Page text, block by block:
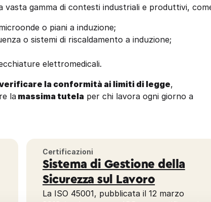
vasta gamma di contesti industriali e produttivi,
o piani a induzione;
o sistemi di riscaldamento a induzione;
elettromedicali.
la conformità ai limiti di legge,
la massima tutela per chi lavora ogni giorno a
Certificazioni
Sistema di Gestione della
Sicurezza sul Lavoro
La ISO 45001, pubblicata il 12 marzo